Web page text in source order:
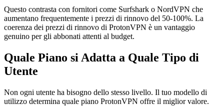
Questo contrasta con fornitori come Surfshark o NordVPN che
aumentano frequentemente i prezzi di rinnovo del 50-100%. La
coerenza dei prezzi di rinnovo di ProtonVPN è un vantaggio
genuino per gli abbonati attenti al budget.
Quale Piano si Adatta a Quale Tipo di
Utente
Non ogni utente ha bisogno dello stesso livello. Il tuo modello di
utilizzo determina quale piano ProtonVPN offre il miglior valore.